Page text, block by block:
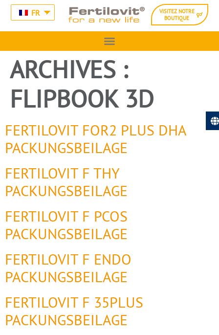
FR
VISITEZ NOTRE
BOUTIQUE
ARCHIVES :
FLIPBOOK 3D
FERTILOVIT FOR2 PLUS DHA
PACKUNGSBEILAGE
FERTILOVIT F THY
PACKUNGSBEILAGE
FERTILOVIT F PCOS
PACKUNGSBEILAGE
FERTILOVIT F ENDO
PACKUNGSBEILAGE
FERTILOVIT F 35PLUS
PACKUNGSBEILAGE